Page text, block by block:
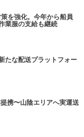
を強化。今年から船員
業服の支給も継続
たな配送プラットフォー
携〜山陰エリアへ実運送